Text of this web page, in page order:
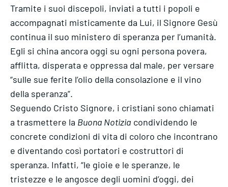
Tramite i suoi discepoli, inviati a tutti i popoli e
accompagnati misticamente da Lui, il Signore Gesù
continua il suo ministero di speranza per l’umanità.
Egli si china ancora oggi su ogni persona povera,
afflitta, disperata e oppressa dal male, per versare
“sulle sue ferite l’olio della consolazione e il vino
della speranza”.
Seguendo Cristo Signore, i cristiani sono chiamati
a trasmettere la Buona Notizia condividendo le
concrete condizioni di vita di coloro che incontrano
e diventando così portatori e costruttori di
speranza. Infatti, “le gioie e le speranze, le
tristezze e le angosce degli uomini d’oggi, dei